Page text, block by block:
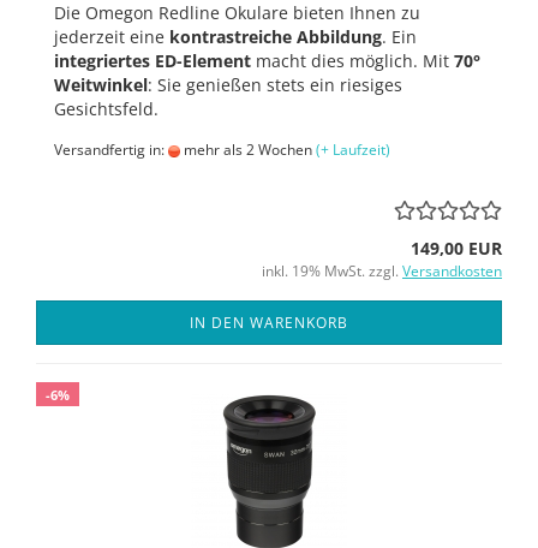
Die Omegon Redline Okulare bieten Ihnen zu
jederzeit eine kontrastreiche Abbildung. Ein
integriertes ED-Element macht dies möglich. Mit 70°
Weitwinkel: Sie genießen stets ein riesiges
Gesichtsfeld.
Versandfertig in: mehr als 2 Wochen(+ Laufzeit)
149,00 EUR
inkl. 19% MwSt. zzgl. Versandkosten
IN DEN WARENKORB
-6%